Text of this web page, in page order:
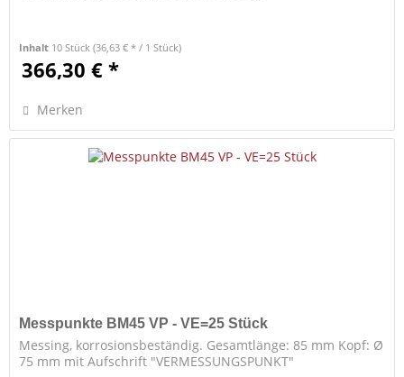
Inhalt 10 Stück(36,63 € * / 1 Stück)
366,30 € *
Merken
Messpunkte BM45 VP - VE=25 Stück
Messing, korrosionsbeständig. Gesamtlänge: 85 mm Kopf: Ø
75 mm mit Aufschrift "VERMESSUNGSPUNKT"